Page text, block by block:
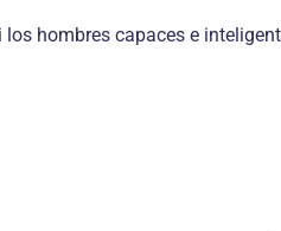
hombres capaces e